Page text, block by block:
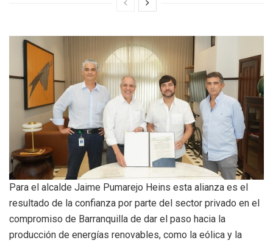
Para el alcalde Jaime Pumarejo Heins esta alianza es el
resultado de la confianza por parte del sector privado en el
compromiso de Barranquilla de dar el paso hacia la
producción de energías renovables, como la eólica y la